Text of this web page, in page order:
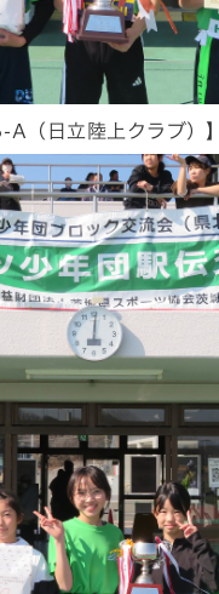
（日立陸上クラブ）】